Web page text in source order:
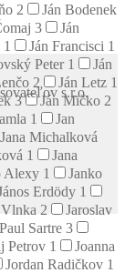
2
Ján Bodenek
3
Ján
1 Ján Francisci 1
Peter 1
Ján
2 Ján Letz 1
3 Ján Mičko 2
1
Jan
Jana Michalková
1
Jana
Alexy 1
Janko
Erdödy 1
2
Jaroslav
Sartre 3
Petrov 1
Joanna
Jordan Radičkov 1
s.r.o.